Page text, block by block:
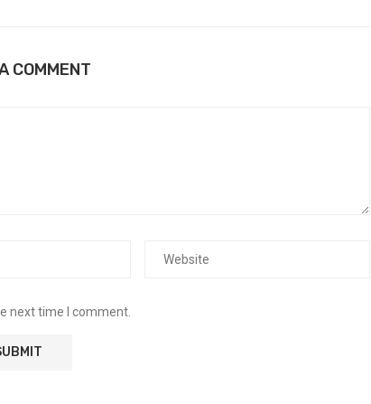
COMMENT
next time I comment.